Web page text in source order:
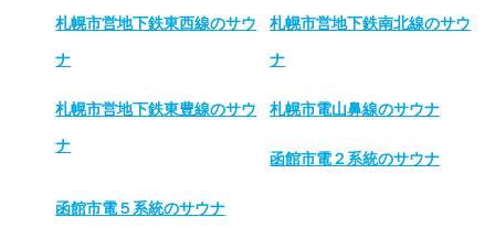
札幌市営地下鉄東西線のサウ
ナ
札幌市営地下鉄南北線のサウ
ナ
札幌市営地下鉄東豊線のサウ
ナ
札幌市電山鼻線のサウナ
函館市電２系統のサウナ
函館市電５系統のサウナ